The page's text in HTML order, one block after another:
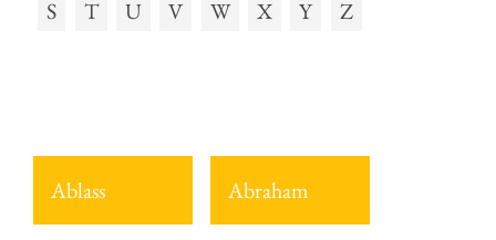
S
T U V W X Y Z
Ablass Abraham